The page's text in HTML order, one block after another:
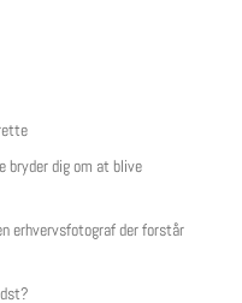
bryder dig om at blive
erhvervsfotograf der forstår